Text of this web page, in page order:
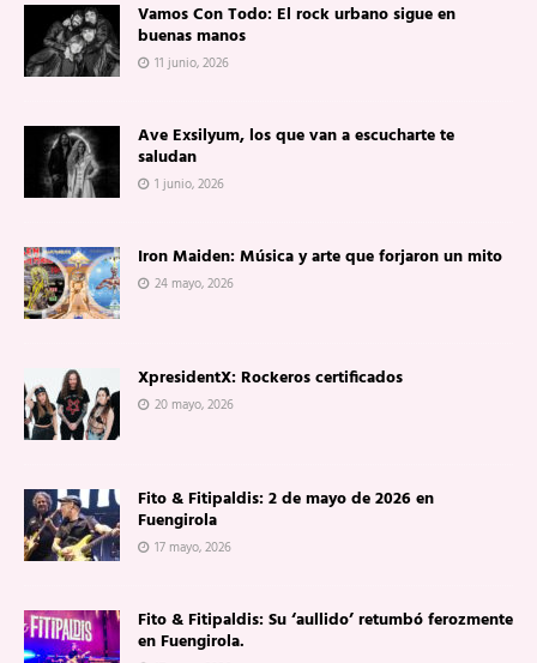
Vamos Con Todo: El rock urbano sigue en
buenas manos
11 junio, 2026
Ave Exsilyum, los que van a escucharte te
saludan
1 junio, 2026
Iron Maiden: Música y arte que forjaron un mito
24 mayo, 2026
XpresidentX: Rockeros certificados
20 mayo, 2026
Fito & Fitipaldis: 2 de mayo de 2026 en
Fuengirola
17 mayo, 2026
Fito & Fitipaldis: Su ‘aullido’ retumbó ferozmente
en Fuengirola.